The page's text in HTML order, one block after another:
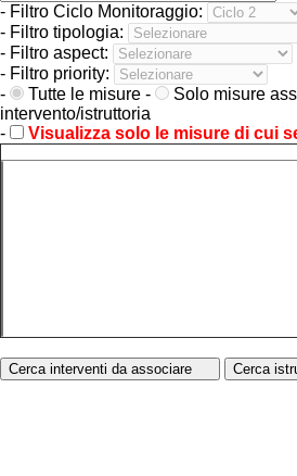
- Filtro Ciclo Monitoraggio:
- Filtro tipologia:
- Filtro aspect:
- Filtro priority:
-
Tutte le misure -
Solo misure
intervento/istruttoria
-
Visualizza solo le misure di cui
Cerca interventi da associare Cerca